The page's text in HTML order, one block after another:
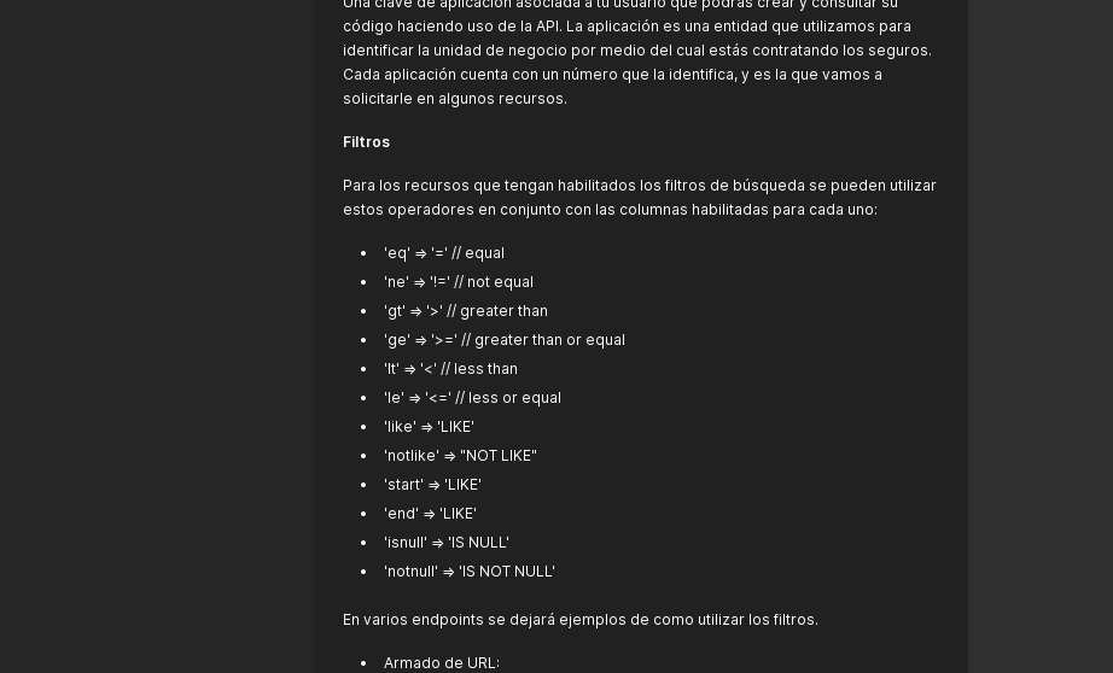
código haciendo uso de la API. La aplicación es una entidad que utilizamos para
identificar la unidad de negocio por medio del cual estás contratando los seguros.
Cada aplicación cuenta con un número que la identifica, y es la que vamos a
solicitarle en algunos recursos.
Filtros
Para los recursos que tengan habilitados los filtros de búsqueda se pueden utilizar
estos operadores en conjunto con las columnas habilitadas para cada uno:
'eq' => '=' // equal
'ne' => '!=' // not equal
'gt' => '>' // greater than
'ge' => '>=' // greater than or equal
'lt' => '<' // less than
'le' => '<=' // less or equal
'like' => 'LIKE'
'notlike' => "NOT LIKE"
'start' => 'LIKE'
'end' => 'LIKE'
'isnull' => 'IS NULL'
'notnull' => 'IS NOT NULL'
En varios endpoints se dejará ejemplos de como utilizar los filtros.
Armado de URL: